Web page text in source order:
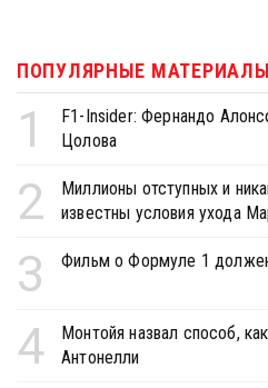
ПОПУЛЯРНЫЕ МАТЕРИАЛЫ
1
F1-Insider: Фернандо
Цолова
2
Миллионы отступных и
известны условия ухода
3 Фильм о Формуле 1
4
Монтойя назвал способ,
Антонелли